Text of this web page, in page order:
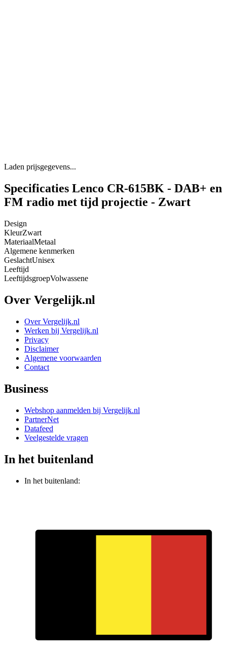
Laden prijsgegevens...
Specificaties Lenco CR-615BK - DAB+ en
FM radio met tijd projectie - Zwart
Design
KleurZwart
MateriaalMetaal
Algemene kenmerken
GeslachtUnisex
Leeftijd
LeeftijdsgroepVolwassene
Over Vergelijk.nl
Over Vergelijk.nl
Werken bij Vergelijk.nl
Privacy
Disclaimer
Algemene voorwaarden
Contact
Business
Webshop aanmelden bij Vergelijk.nl
PartnerNet
Datafeed
Veelgestelde vragen
In het buitenland
In het buitenland: